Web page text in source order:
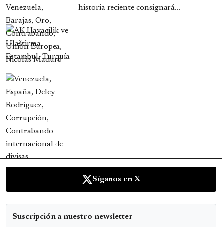
historia reciente consignará...
Síganos en X
Suscripción a nuestro newsletter